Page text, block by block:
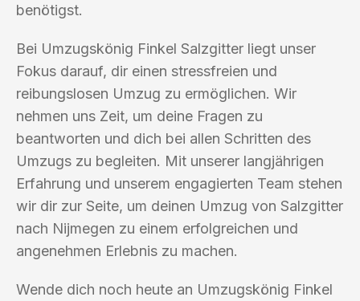
benötigst.
Bei Umzugskönig Finkel Salzgitter liegt unser
Fokus darauf, dir einen stressfreien und
reibungslosen Umzug zu ermöglichen. Wir
nehmen uns Zeit, um deine Fragen zu
beantworten und dich bei allen Schritten des
Umzugs zu begleiten. Mit unserer langjährigen
Erfahrung und unserem engagierten Team stehen
wir dir zur Seite, um deinen Umzug von Salzgitter
nach Nijmegen zu einem erfolgreichen und
angenehmen Erlebnis zu machen.
Wende dich noch heute an Umzugskönig Finkel